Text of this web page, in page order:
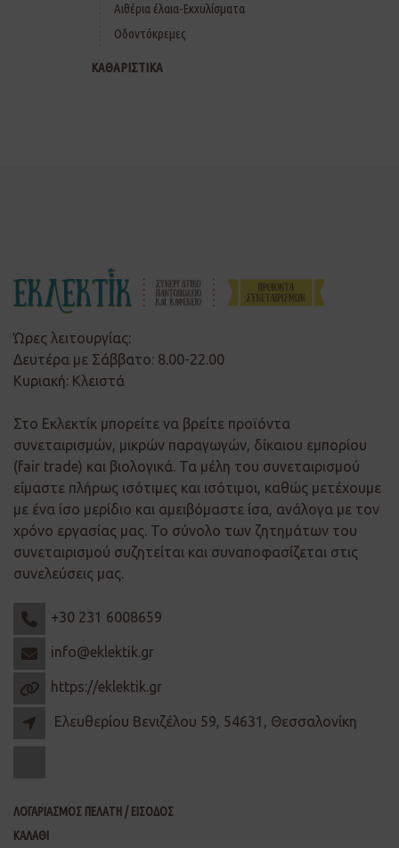
Αιθέρια έλαια-Εκχυλίσματα
Οδοντόκρεμες
ΚΑΘΑΡΙΣΤΙΚΑ
Ώρες λειτουργίας:
Δευτέρα με Σάββατο: 8.00-22.00
Κυριακή: Κλειστά
Στο Εκλεκτίκ μπορείτε να βρείτε προϊόντα
συνεταιρισμών, μικρών παραγωγών, δίκαιου εμπορίου
(fair trade) και βιολογικά. Τα μέλη του συνεταιρισμού
είμαστε πλήρως ισότιμες και ισότιμοι, καθώς μετέχουμε
με ένα ίσο μερίδιο και αμειβόμαστε ίσα, ανάλογα με τον
χρόνο εργασίας μας. Το σύνολο των ζητημάτων του
συνεταιρισμού συζητείται και συναποφασίζεται στις
συνελεύσεις μας.
+30 231 6008659
info@eklektik.gr
https://eklektik.gr
Ελευθερίου Βενιζέλου 59, 54631, Θεσσαλονίκη
ΛΟΓΑΡΙΑΣΜΟΣ ΠΕΛΑΤΗ / ΕΙΣΟΔΟΣ
ΚΑΛΑΘΙ